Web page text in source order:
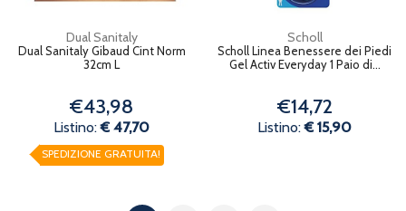
Dual Sanitaly
Dual Sanitaly Gibaud Cint Norm
32cm L
€43,98
Listino:€ 47,70
SPEDIZIONE GRATUITA!
Scholl
Scholl Linea Benessere dei Piedi
Gel Activ Everyday 1 Paio di...
€14,72
Listino:€ 15,90